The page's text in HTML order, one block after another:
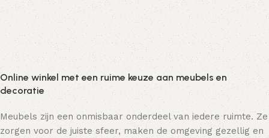
Online winkel met een ruime keuze aan meubels en
decoratie
Meubels zijn een onmisbaar onderdeel van iedere ruimte. Ze
zorgen voor de juiste sfeer, maken de omgeving gezellig en